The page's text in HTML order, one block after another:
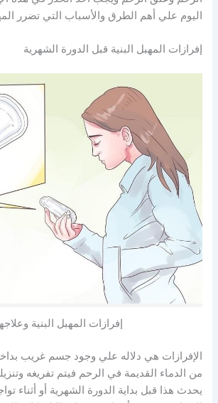
اليوم علي أهم الطرق والأسباب التي تضرر
إفرازات المهبل البنية قبل الدورة الشهرية
إفرازات المهبل البنية
الإفرازات هي دلاله علي وجود جسم غريب
من الدماء القديمة في الرحم فيتم تفريغه
يحدث هذا قبل بداية الدورة الشهرية أو أثناء